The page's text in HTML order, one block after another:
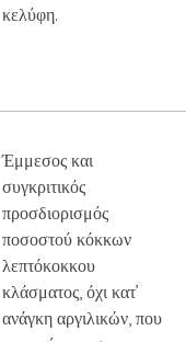
κελύφη.
Έμμεσος και
συγκριτικός
προσδιορισμός
ποσοστού κόκκων
λεπτόκοκκου
κλάσματος, όχι κατ’
ανάγκη αργιλικών, που